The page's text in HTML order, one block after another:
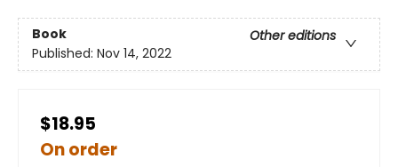
Book
Other editions
Published: Nov 14, 2022
$18.95
On order